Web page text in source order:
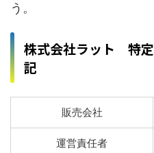
う。
株式会社ラット 特
記
販売会社
運営責任者